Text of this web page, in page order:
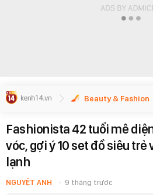
Beauty & Fashion
Fashionista 42 tuổi mê
vóc, gợi ý 10 set đồ siêu trẻ
lạnh
NGUYỆT ANH 9 tháng trước